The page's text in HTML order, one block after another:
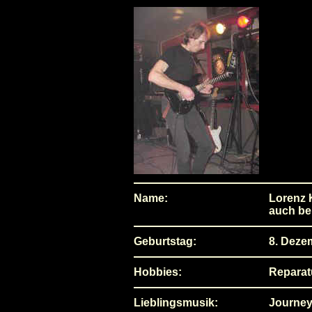
Name:
Lorenz
auch
Geburtstag: 8.
Hobbies:
Lieblingsmusik: